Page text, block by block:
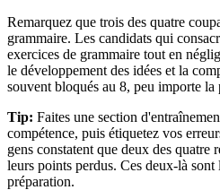
Remarquez que trois des quatre
grammaire. Les candidats qui
exercices de grammaire tout en
le développement des idées et la
souvent bloqués au 8, peu importe la
Tip: Faites une section
compétence, puis étiquetez vos
gens constatent que deux des quatre
leurs points perdus. Ces deux-là
préparation.